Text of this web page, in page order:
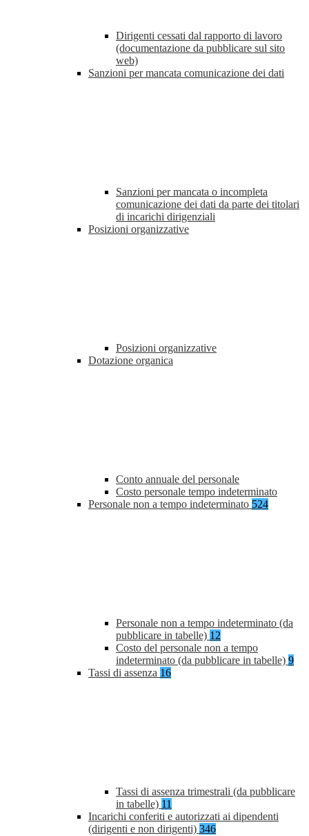
Dirigenti cessati dal rapporto di lavoro
(documentazione da pubblicare sul sito
web)
Sanzioni per mancata comunicazione dei dati
Sanzioni per mancata o incompleta
comunicazione dei dati da parte dei titolari
di incarichi dirigenziali
Posizioni organizzative
Posizioni organizzative
Dotazione organica
Conto annuale del personale
Costo personale tempo indeterminato
Personale non a tempo indeterminato 524
Personale non a tempo indeterminato (da
pubblicare in tabelle) 12
Costo del personale non a tempo
indeterminato (da pubblicare in tabelle) 9
Tassi di assenza 16
Tassi di assenza trimestrali (da pubblicare
in tabelle) 11
Incarichi conferiti e autorizzati ai dipendenti
(dirigenti e non dirigenti) 346